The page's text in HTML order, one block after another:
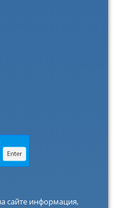
сайте информация,